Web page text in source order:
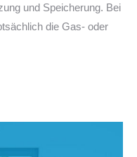
und Speicherung. Bei
die Gas- oder